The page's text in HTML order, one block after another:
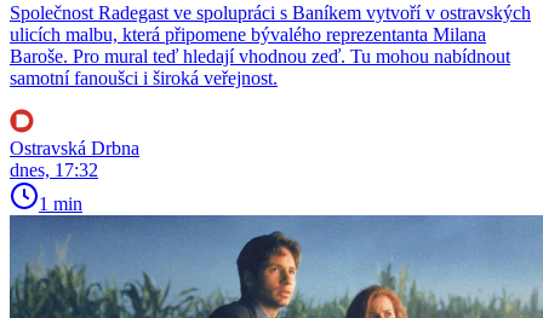
Společnost Radegast ve spolupráci s Baníkem vytvoří v ostravských
ulicích malbu, která připomene bývalého reprezentanta Milana
Baroše. Pro mural teď hledají vhodnou zeď. Tu mohou nabídnout
samotní fanoušci i široká veřejnost.
Ostravská Drbna
dnes, 17:32
1 min